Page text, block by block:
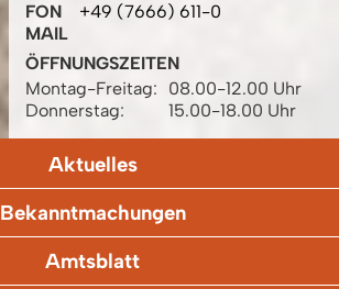
FON
+49 (7666) 611-0
MAIL
ÖFFNUNGSZEITEN
Montag-Freitag:
08.00-12.00 Uhr
Donnerstag:
15.00-18.00 Uhr
Aktuelles
Bekanntmachungen
Amtsblatt